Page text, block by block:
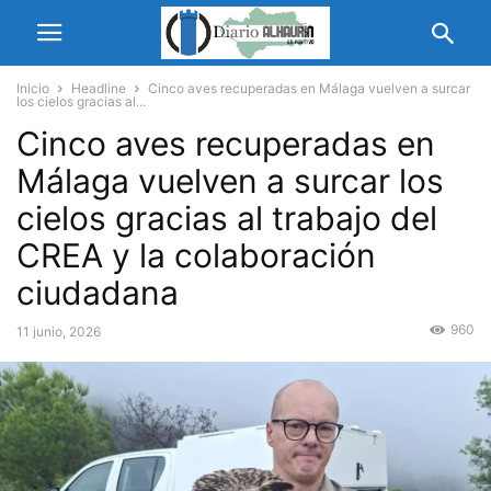
Inicio Headline
Cinco aves recuperadas en Málaga vuelven a surcar
los cielos gracias al...
Cinco aves recuperadas en
Málaga vuelven a surcar los
cielos gracias al trabajo del
CREA y la colaboración
ciudadana
11 junio, 2026 960